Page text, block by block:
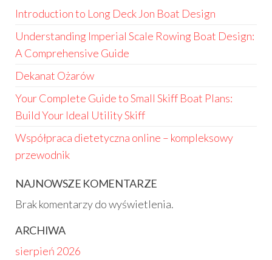
Introduction to Long Deck Jon Boat Design
Understanding Imperial Scale Rowing Boat Design:
A Comprehensive Guide
Dekanat Ożarów
Your Complete Guide to Small Skiff Boat Plans:
Build Your Ideal Utility Skiff
Współpraca dietetyczna online – kompleksowy
przewodnik
NAJNOWSZE KOMENTARZE
Brak komentarzy do wyświetlenia.
ARCHIWA
sierpień 2026